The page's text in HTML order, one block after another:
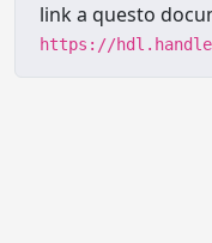
link a questo
https://